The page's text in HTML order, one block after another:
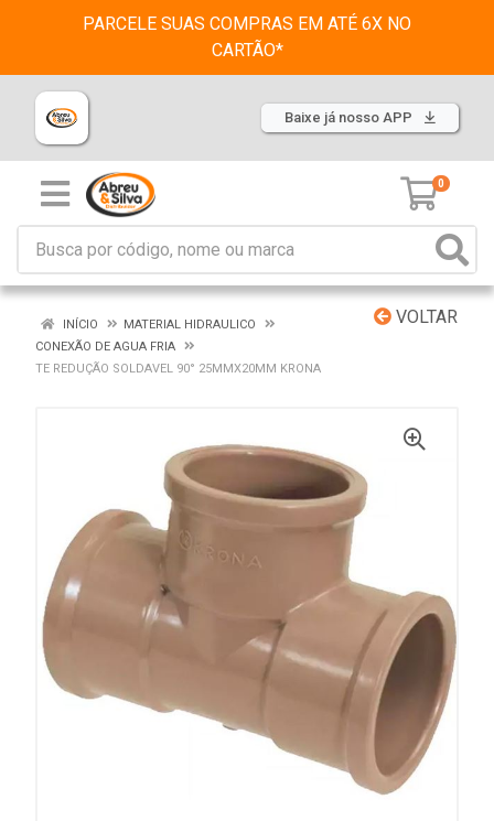
PARCELE SUAS COMPRAS EM ATÉ 6X NO
CARTÃO*
Baixe já nosso APP
0
VOLTAR
INÍCIO
MATERIAL HIDRAULICO
CONEXÃO DE AGUA FRIA
TE REDUÇÃO SOLDAVEL 90° 25MMX20MM KRONA